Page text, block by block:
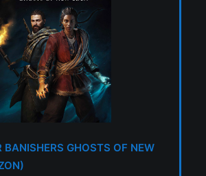
BANISHERS GHOSTS OF NEW